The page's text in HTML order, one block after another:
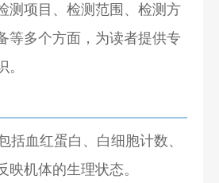
测项目、检测范围、检测方
等多个方面，为读者提供专
括血红蛋白、白细胞计数、
映机体的生理状态。